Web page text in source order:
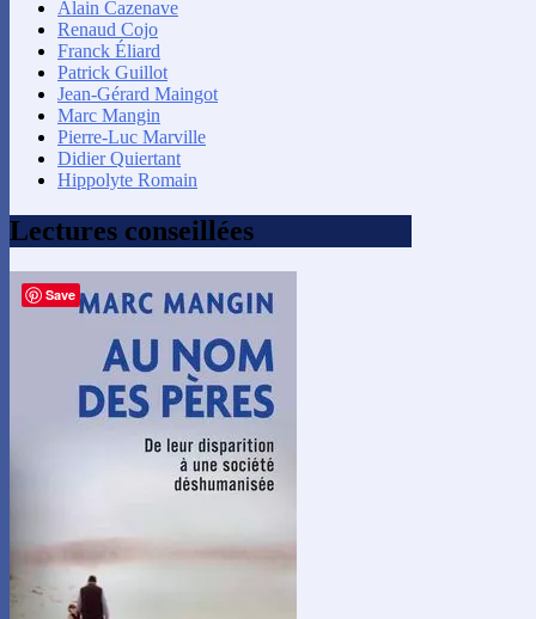
Alain Cazenave
Renaud Cojo
Franck Éliard
Patrick Guillot
Jean-Gérard Maingot
Marc Mangin
Pierre-Luc Marville
Didier Quiertant
Hippolyte Romain
Lectures conseillées
Save